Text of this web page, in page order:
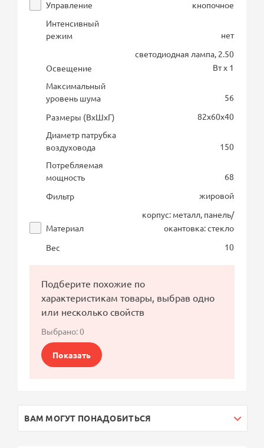
Управление
кнопочное
Интенсивный
режим
нет
Освещение
светодиодная лампа, 2.50
Вт х 1
Максимальный
уровень шума
56
Размеры (ВхШхГ)
82х60х40
Диаметр патрубка
воздуховода
150
Потребляемая
мощность
68
Фильтр
жировой
Материал
корпус: металл, панель/
окантовка: стекло
Вес
10
Подберите похожие по
характеристикам товары, выбрав одно
или несколько свойств
Выбрано:0
Показать
ВАМ МОГУТ ПОНАДОБИТЬСЯ